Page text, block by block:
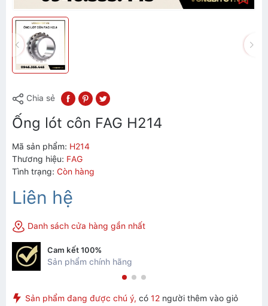
Chia sẻ
Ống lót côn FAG H214
Mã sản phẩm: H214
Thương hiệu: FAG
Tình trạng: Còn hàng
Liên hệ
Danh sách cửa hàng gần nhất
Cam kết 100%
Sản phẩm chính hãng
Sản phẩm đang được chú ý, có 12 người thêm vào giỏ